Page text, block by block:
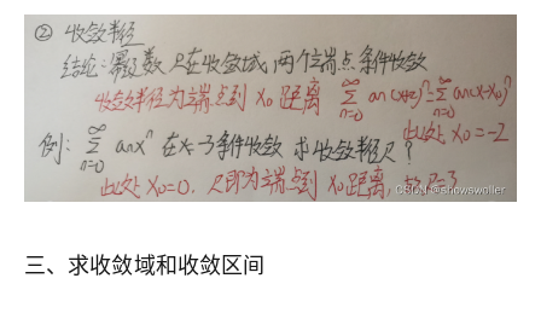
三、求收敛域和收敛区间